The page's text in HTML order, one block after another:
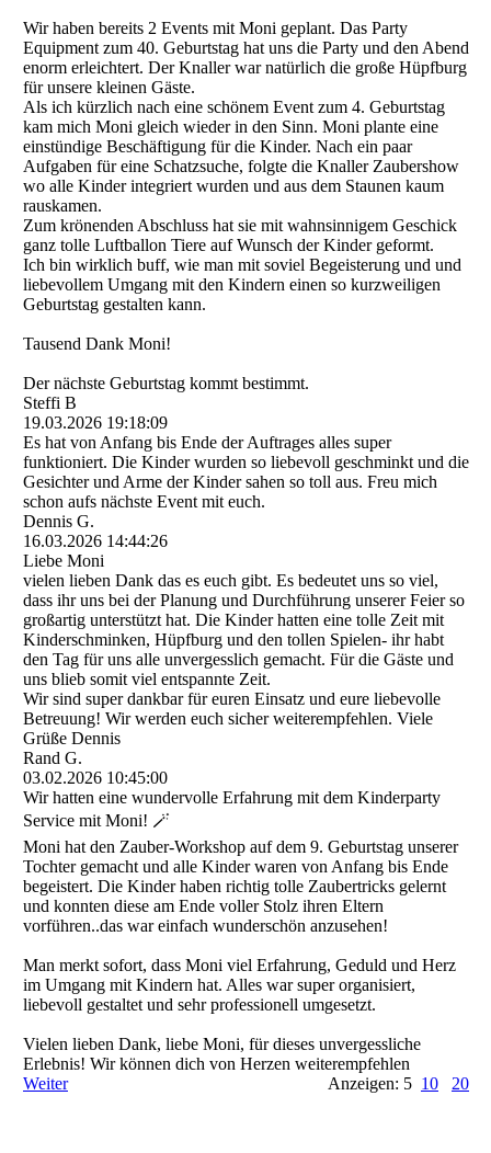
Wir haben bereits 2 Events mit Moni geplant. Das Party
Equipment zum 40. Geburtstag hat uns die Party und den Abend
enorm erleichtert. Der Knaller war natürlich die große Hüpfburg
für unsere kleinen Gäste.
Als ich kürzlich nach eine schönem Event zum 4. Geburtstag
kam mich Moni gleich wieder in den Sinn. Moni plante eine
einstündige Beschäftigung für die Kinder. Nach ein paar
Aufgaben für eine Schatzsuche, folgte die Knaller Zaubershow
wo alle Kinder integriert wurden und aus dem Staunen kaum
rauskamen.
Zum krönenden Abschluss hat sie mit wahnsinnigem Geschick
ganz tolle Luftballon Tiere auf Wunsch der Kinder geformt.
Ich bin wirklich buff, wie man mit soviel Begeisterung und und
liebevollem Umgang mit den Kindern einen so kurzweiligen
Geburtstag gestalten kann.
Tausend Dank Moni!
Der nächste Geburtstag kommt bestimmt.
Steffi B
19.03.2026 19:18:09
Es hat von Anfang bis Ende der Auftrages alles super
funktioniert. Die Kinder wurden so liebevoll geschminkt und die
Gesichter und Arme der Kinder sahen so toll aus. Freu mich
schon aufs nächste Event mit euch.
Dennis G.
16.03.2026 14:44:26
Liebe Moni
vielen lieben Dank das es euch gibt. Es bedeutet uns so viel,
dass ihr uns bei der Planung und Durchführung unserer Feier so
großartig unterstützt hat. Die Kinder hatten eine tolle Zeit mit
Kinderschminken, Hüpfburg und den tollen Spielen- ihr habt
den Tag für uns alle unvergesslich gemacht. Für die Gäste und
uns blieb somit viel entspannte Zeit.
Wir sind super dankbar für euren Einsatz und eure liebevolle
Betreuung! Wir werden euch sicher weiterempfehlen. Viele
Grüße Dennis
Rand G.
03.02.2026 10:45:00
Wir hatten eine wundervolle Erfahrung mit dem Kinderparty
Service mit Moni! 🪄
Moni hat den Zauber-Workshop auf dem 9. Geburtstag unserer
Tochter gemacht und alle Kinder waren von Anfang bis Ende
begeistert. Die Kinder haben richtig tolle Zaubertricks gelernt
und konnten diese am Ende voller Stolz ihren Eltern
vorführen..das war einfach wunderschön anzusehen!
Man merkt sofort, dass Moni viel Erfahrung, Geduld und Herz
im Umgang mit Kindern hat. Alles war super organisiert,
liebevoll gestaltet und sehr professionell umgesetzt.
Vielen lieben Dank, liebe Moni, für dieses unvergessliche
Erlebnis! Wir können dich von Herzen weiterempfehlen
Weiter
Anzeigen: 5 10 20